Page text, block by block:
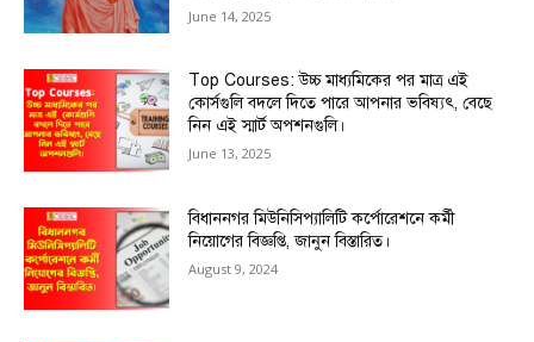
June 14, 2025
Top Courses: উচ্চ মাধ্যমিকের পর মাত্র এই
কোর্সগুলি বদলে দিতে পারে আপনার ভবিষ্যৎ, বেছে
নিন এই স্মার্ট অপশনগুলি।
June 13, 2025
বিধাননগর মিউনিসিপ্যালিটি কর্পোরেশনে কর্মী
নিয়োগের বিজ্ঞপ্তি, জানুন বিস্তারিত।
August 9, 2024